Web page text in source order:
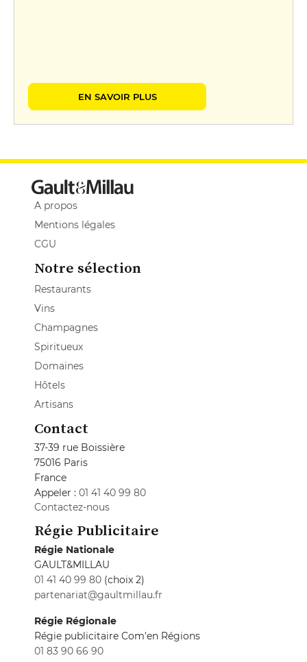
EN SAVOIR PLUS
A propos
Mentions légales
CGU
Notre sélection
Restaurants
Vins
Champagnes
Spiritueux
Domaines
Hôtels
Artisans
Contact
37-39 rue Boissière
75016 Paris
France
Appeler : 01 41 40 99 80
Contactez-nous
Régie Publicitaire
Régie Nationale
GAULT&MILLAU
01 41 40 99 80 (choix 2)
partenariat@gaultmillau.fr
Régie Régionale
Régie publicitaire Com'en Régions
01 83 90 66 90